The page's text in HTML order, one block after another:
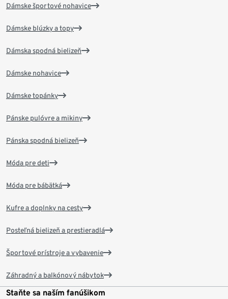
Dámske športové nohavice
Dámske blúzky a topy
Dámska spodná bielizeň
Dámske nohavice
Dámske topánky
Pánske pulóvre a mikiny
Pánska spodná bielizeň
Móda pre deti
Móda pre bábätká
Kufre a doplnky na cesty
Posteľná bielizeň a prestieradlá
Športové prístroje a vybavenie
Záhradný a balkónový nábytok
Staňte sa naším fanúšikom